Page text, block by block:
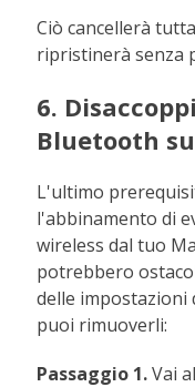
Ciò cancellerà
ripristinerà senza
6.
Bluetooth
L'ultimo
l'abbinamento di
wireless dal tuo
potrebbero
delle impostazioni
puoi rimuoverli:
Passaggio 1.Vai